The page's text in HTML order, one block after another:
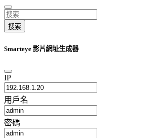
搜索
Smarteye 影片網址生成器
IP
用戶名
密碼